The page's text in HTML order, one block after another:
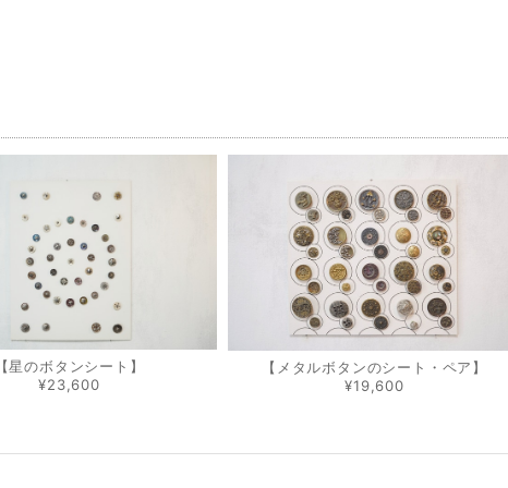
星のボタンシート】
¥23,600
【メタルボタンのシート・ペア】
¥19,600